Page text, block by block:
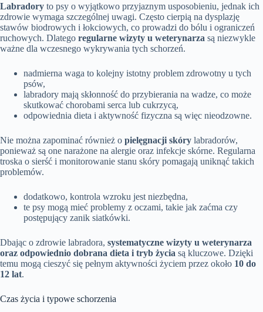
Labradory to psy o wyjątkowo przyjaznym usposobieniu, jednak ich
zdrowie wymaga szczególnej uwagi. Często cierpią na dysplazję
stawów biodrowych i łokciowych, co prowadzi do bólu i ograniczeń
ruchowych. Dlatego regularne wizyty u weterynarza są niezwykle
ważne dla wczesnego wykrywania tych schorzeń.
nadmierna waga to kolejny istotny problem zdrowotny u tych
psów,
labradory mają skłonność do przybierania na wadze, co może
skutkować chorobami serca lub cukrzycą,
odpowiednia dieta i aktywność fizyczna są więc nieodzowne.
Nie można zapominać również o pielęgnacji skóry labradorów,
ponieważ są one narażone na alergie oraz infekcje skórne. Regularna
troska o sierść i monitorowanie stanu skóry pomagają uniknąć takich
problemów.
dodatkowo, kontrola wzroku jest niezbędna,
te psy mogą mieć problemy z oczami, takie jak zaćma czy
postępujący zanik siatkówki.
Dbając o zdrowie labradora, systematyczne wizyty u weterynarza
oraz odpowiednio dobrana dieta i tryb życia są kluczowe. Dzięki
temu mogą cieszyć się pełnym aktywności życiem przez około 10 do
12 lat.
Czas życia i typowe schorzenia